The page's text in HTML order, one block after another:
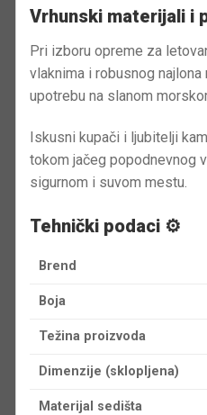
Vrhunski materijali i
Pri izboru opreme za
vlaknima i robusnog
upotrebu na slanom
Iskusni kupači i ljubitelji
tokom jačeg popodnevnog
sigurnom i suvom mestu.
Tehnički podaci ⚙️
Brend
Boja
Težina proizvoda
Dimenzije (sklopljena)
Materijal sedišta